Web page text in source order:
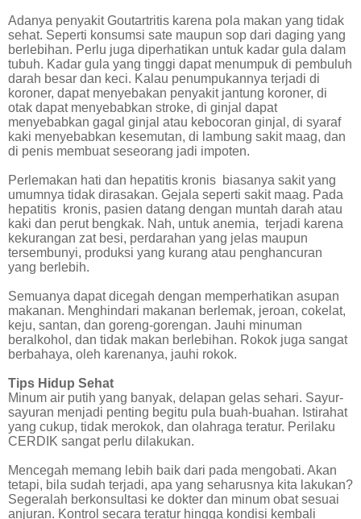
Adanya penyakit Goutartritis karena pola makan yang tidak
sehat. Seperti konsumsi sate maupun sop dari daging yang
berlebihan. Perlu juga diperhatikan untuk kadar gula dalam
tubuh. Kadar gula yang tinggi dapat menumpuk di pembuluh
darah besar dan keci. Kalau penumpukannya terjadi di
koroner, dapat menyebakan penyakit jantung koroner, di
otak dapat menyebabkan stroke, di ginjal dapat
menyebabkan gagal ginjal atau kebocoran ginjal, di syaraf
kaki menyebabkan kesemutan, di lambung sakit maag, dan
di penis membuat seseorang jadi impoten.
Perlemakan hati dan hepatitis kronis biasanya sakit yang
umumnya tidak dirasakan. Gejala seperti sakit maag. Pada
hepatitis kronis, pasien datang dengan muntah darah atau
kaki dan perut bengkak. Nah, untuk anemia, terjadi karena
kekurangan zat besi, perdarahan yang jelas maupun
tersembunyi, produksi yang kurang atau penghancuran
yang berlebih.
Semuanya dapat dicegah dengan memperhatikan asupan
makanan. Menghindari makanan berlemak, jeroan, cokelat,
keju, santan, dan goreng-gorengan. Jauhi minuman
beralkohol, dan tidak makan berlebihan. Rokok juga sangat
berbahaya, oleh karenanya, jauhi rokok.
Tips Hidup Sehat
Minum air putih yang banyak, delapan gelas sehari. Sayur-
sayuran menjadi penting begitu pula buah-buahan. Istirahat
yang cukup, tidak merokok, dan olahraga teratur. Perilaku
CERDIK sangat perlu dilakukan.
Mencegah memang lebih baik dari pada mengobati. Akan
tetapi, bila sudah terjadi, apa yang seharusnya kita lakukan?
Segeralah berkonsultasi ke dokter dan minum obat sesuai
anjuran. Kontrol secara teratur hingga kondisi kembali